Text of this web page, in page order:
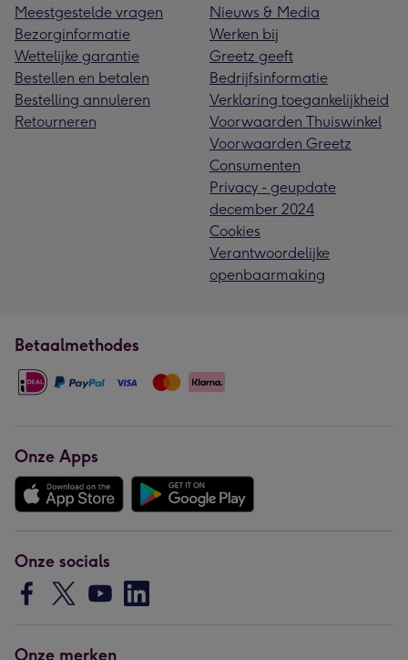
Meestgestelde vragen
Bezorginformatie
Wettelijke garantie
Bestellen en betalen
Bestelling annuleren
Retourneren
Nieuws & Media
Werken bij
Greetz geeft
Bedrijfsinformatie
Verklaring toegankelijkheid
Voorwaarden Thuiswinkel
Voorwaarden Greetz
Consumenten
Privacy - geupdate
december 2024
Cookies
Verantwoordelijke
openbaarmaking
Betaalmethodes
Onze Apps
Onze socials
Onze merken